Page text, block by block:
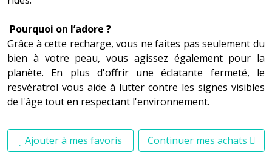
Pourquoi on l’adore ?
Grâce à cette recharge, vous ne faites pas seulement du
bien à votre peau, vous agissez également pour la
planète. En plus d'offrir une éclatante fermeté, le
resvératrol vous aide à lutter contre les signes visibles
de l'âge tout en respectant l'environnement.
Ajouter à mes favoris Continuer mes achats